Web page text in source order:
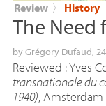
Review 〉 History
The Need
byGrégory Dufaud,
Reviewed : Yves
transnationale du
1940), Amsterdam